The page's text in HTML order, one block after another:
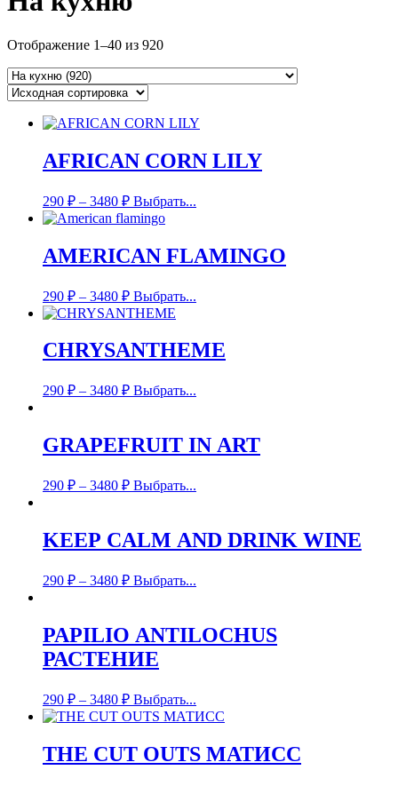
Отображение 1–40 из 920
AFRICAN CORN LILY
290 ₽ – 3480 ₽ Выбрать...
AMERICAN FLAMINGO
290 ₽ – 3480 ₽ Выбрать...
CHRYSANTHEME
290 ₽ – 3480 ₽ Выбрать...
GRAPEFRUIT IN ART
290 ₽ – 3480 ₽ Выбрать...
KEEP CALM AND DRINK WINE
290 ₽ – 3480 ₽ Выбрать...
PAPILIO ANTILOCHUS
РАСТЕНИЕ
290 ₽ – 3480 ₽ Выбрать...
THE CUT OUTS МАТИСС